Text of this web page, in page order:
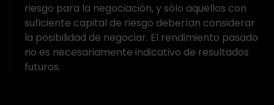
riesgo para la negociación, y sólo aquellos con
suficiente capital de riesgo deberían considerar
la posibilidad de negociar. El rendimiento pasado
no es necesariamente indicativo de resultados
futuros.